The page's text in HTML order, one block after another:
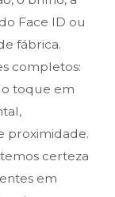
Face ID ou
fábrica.
completos:
toque em
proximidade.
certeza
em